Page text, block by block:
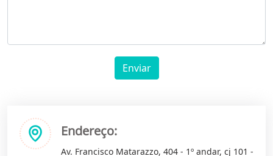
Enviar
Endereço:
Av. Francisco Matarazzo, 404 - 1º andar, cj 101 -